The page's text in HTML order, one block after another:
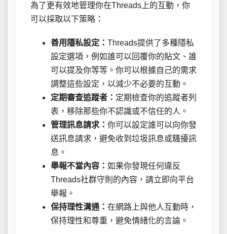
為了更有效地管理你在Threads上的互動，你
可以採取以下策略：
善用隱私設定： Threads提供了多種隱私
設定選項，例如誰可以回覆你的貼文、誰
可以提及你等等。你可以根據自己的需求
調整這些設定，以減少不必要的互動。
定期審查追蹤者： 定期檢查你的追蹤者列
表，移除那些你不認識或不信任的人。
管理訊息請求： 你可以設定誰可以向你發
送訊息請求，避免收到垃圾訊息或騷擾訊
息。
舉報不當內容： 如果你發現任何違反
Threads社群守則的內容，請立即向平台
舉報。
保持理性溝通： 在網路上與他人互動時，
保持理性和尊重，避免情緒化的言論。